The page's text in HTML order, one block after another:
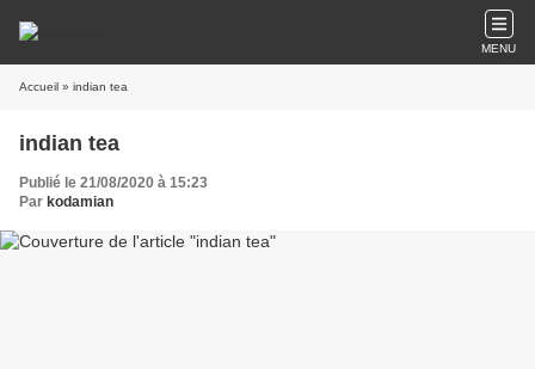
MENU
Accueil » indian tea
indian tea
Publié le 21/08/2020 à 15:23
Par kodamian